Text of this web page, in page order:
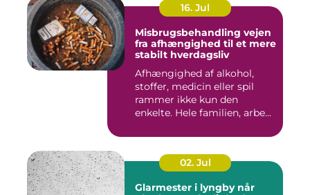
16. Jul
Misbrugsbehandling vejen
fra afhængighed til et mere
stabilt hverdagsliv
Afhængighed af alkohol,
stoffer, medicin eller spil
rammer ikke kun den
enkelte. Hele familien, arbe...
02. Jul
Glarmester i lyngby når